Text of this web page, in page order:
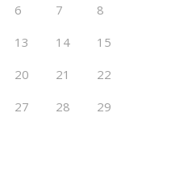
6 7
8
13 14
15
20 21
22
27 28
29